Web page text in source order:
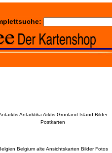
Antarktika Arktis Grönland Island Bilder
Postkarten
Belgium alte Ansichtskarten Bilder Fotos